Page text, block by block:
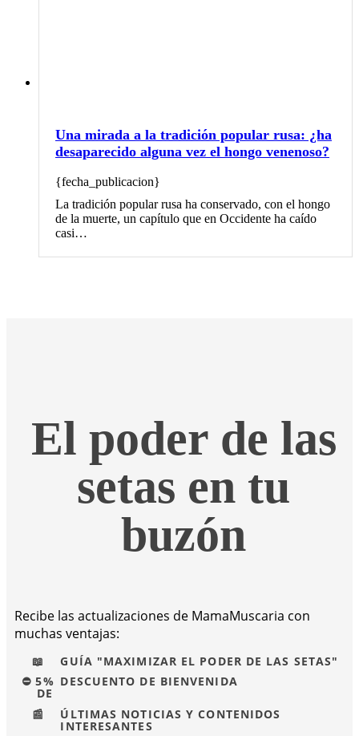
Una mirada a la tradición popular rusa: ¿ha
desaparecido alguna vez el hongo venenoso?
{fecha_publicacion}
La tradición popular rusa ha conservado, con el hongo
de la muerte, un capítulo que en Occidente ha caído
casi…
El poder de las
setas en tu
buzón
Recibe las actualizaciones de MamaMuscaria con
muchas ventajas:
📖
GUÍA "MAXIMIZAR EL PODER DE LAS SETAS"
⛔ 5%
DE
DESCUENTO DE BIENVENIDA
📰 ÚLTIMAS NOTICIAS Y CONTENIDOS
INTERESANTES